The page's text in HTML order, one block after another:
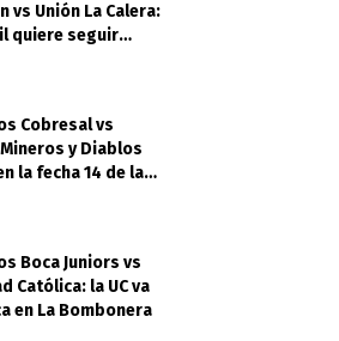
vs Unión La Calera:
quiere seguir
Cobresal vs
y Diablos
la fecha 14 de la
Boca Juniors vs
Católica: la UC va
en La Bombonera